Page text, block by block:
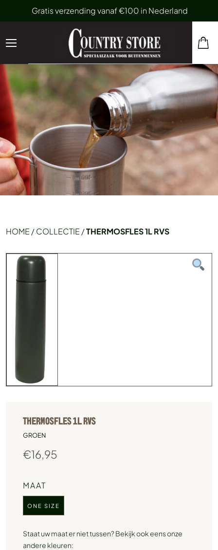
Gratis verzending vanaf €100 in Nederland
HOME /COLLECTIE /THERMOSFLES 1L RVS
THERMOSFLES 1L RVS
GROEN
€16,95
MAAT
ONE SIZE
Staat uw maat er niet tussen? Bekijk ook eens onze
andere kleuren: